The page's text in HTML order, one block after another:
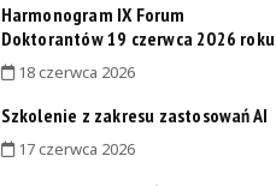
Harmonogram IX Forum
Doktorantów 19 czerwca 2026 roku
18 czerwca 2026
Szkolenie z zakresu zastosowań AI
17 czerwca 2026